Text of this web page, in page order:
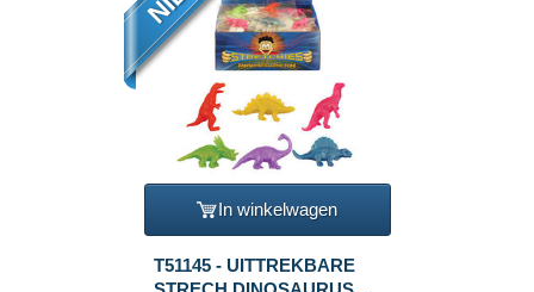
In winkelwagen
T51145 - UITTREKBARE